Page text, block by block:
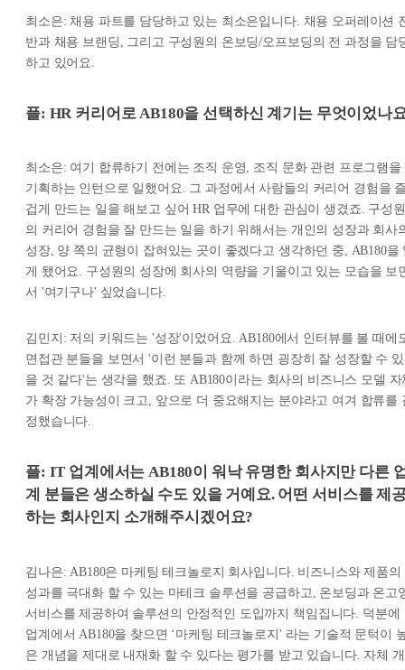
최소은: 채용 파트를 담당하고 있는 최소은입니다. 채용 오퍼레이션
반과 채용 브랜딩, 그리고 구성원의 온보딩/오프보딩의 전 과정을 담
하고 있어요.
플: HR 커리어로 AB180을 선택하신 계기는 무엇이었나
최소은: 여기 합류하기 전에는 조직 운영, 조직 문화 관련 프로그램을
기획하는 인턴으로 일했어요. 그 과정에서 사람들의 커리어 경험을
겁게 만드는 일을 해보고 싶어 HR 업무에 대한 관심이 생겼죠. 구성원
의 커리어 경험을 잘 만드는 일을 하기 위해서는 개인의 성장과 회사
성장, 양 쪽의 균형이 잡혀있는 곳이 좋겠다고 생각하던 중, AB180을
게 됐어요. 구성원의 성장에 회사의 역량을 기울이고 있는 모습을 보
서 '여기구나' 싶었습니다.
김민지: 저의 키워드는 '성장'이었어요. AB180에서 인터뷰를 볼 때에
면접관 분들을 보면서 '이런 분들과 함께 하면 굉장히 잘 성장할 수 있
을 것 같다'는 생각을 했죠. 또 AB180이라는 회사의 비즈니스 모델 자
가 확장 가능성이 크고, 앞으로 더 중요해지는 분야라고 여겨 합류를
정했습니다.
플: IT 업계에서는 AB180이 워낙 유명한 회사지만 다른
계 분들은 생소하실 수도 있을 거예요. 어떤 서비스를 제
하는 회사인지 소개해주시겠어요?
김나은: AB180은 마케팅 테크놀로지 회사입니다. 비즈니스와 제품의
성과를 극대화 할 수 있는 마테크 솔루션을 공급하고, 온보딩과 온고
서비스를 제공하여 솔루션의 안정적인 도입까지 책임집니다. 덕분에
업계에서 AB180을 찾으면 ‘마케팅 테크놀로지' 라는 기술적 문턱이
은 개념을 제대로 내재화 할 수 있다는 평가를 받고 있습니다. 자체 개